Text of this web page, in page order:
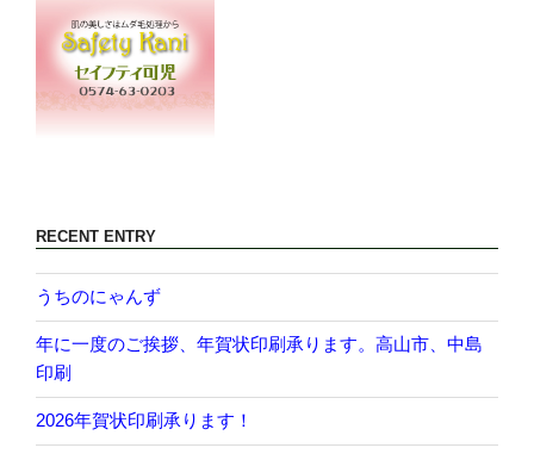
RECENT ENTRY
うちのにゃんず
年に一度のご挨拶、年賀状印刷承ります。高山市、中島
印刷
2026年賀状印刷承ります！